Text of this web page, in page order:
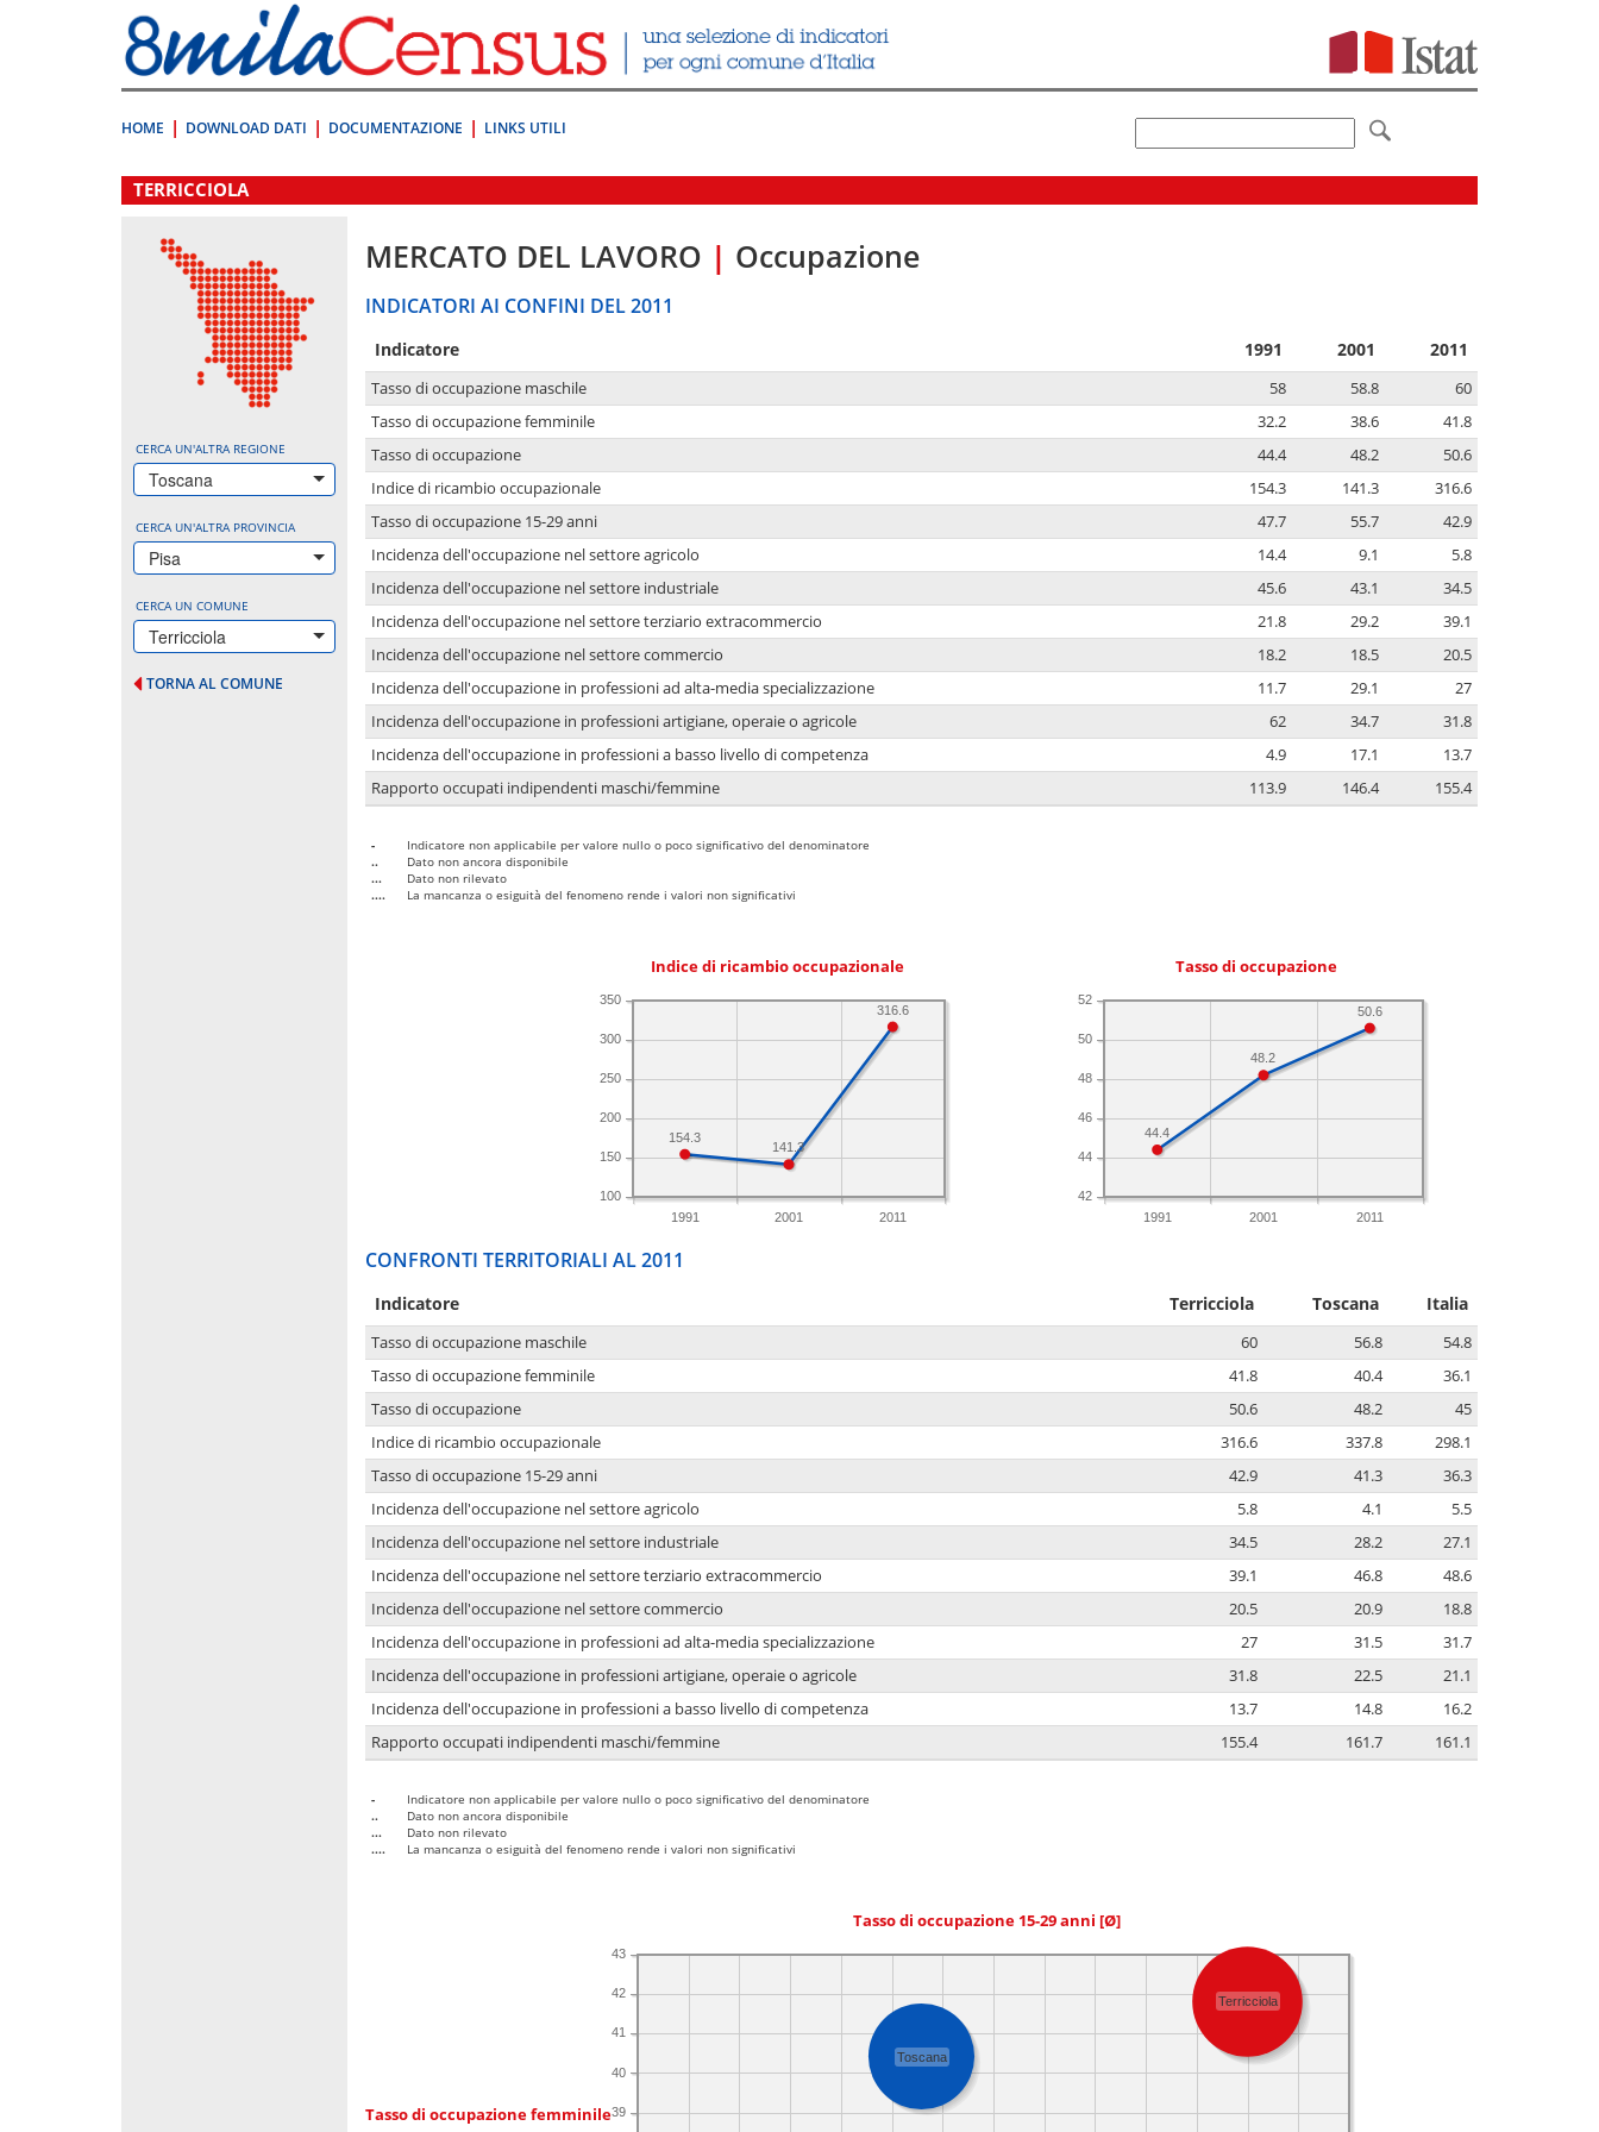
direttamente
a:
Contenuto
HOME DOWNLOAD DATI DOCUMENTAZIONE LINKS UTILI
.
TERRICCIOLA
CERCA UN'ALTRA REGIONE
Toscana
CERCA UN'ALTRA PROVINCIA
Pisa
CERCA UN COMUNE
Terricciola
TORNA AL COMUNE
MERCATO DEL LAVORO | Occupazione
INDICATORI AI CONFINI DEL 2011
Indicatore 1991 2001 2011
Tasso di occupazione maschile 58 58.8
60
Tasso di occupazione femminile
32.2 38.6
41.8
Tasso di occupazione
44.4 48.2
50.6
Indice di ricambio occupazionale
154.3 141.3
316.6
Tasso di occupazione 15-29 anni
47.7 55.7
42.9
Incidenza dell'occupazione nel settore agricolo
14.4 9.1
5.8
Incidenza dell'occupazione nel settore industriale
45.6 43.1
34.5
Incidenza dell'occupazione nel settore terziario extracommercio
21.8 29.2
39.1
Incidenza dell'occupazione nel settore commercio
18.2 18.5
20.5
Incidenza dell'occupazione in professioni ad alta-media specializzazione
11.7 29.1
27
Incidenza dell'occupazione in professioni artigiane, operaie o agricole
62 34.7
31.8
Incidenza dell'occupazione in professioni a basso livello di competenza
4.9 17.1
13.7
Rapporto occupati indipendenti maschi/femmine
113.9 146.4 155.4
-
Indicatore non applicabile per valore nullo o poco significativo del denominatore
..
Dato non ancora disponibile
...
Dato non rilevato
....
La mancanza o esiguità del fenomeno rende i valori non significativi
Indice di ricambio occupazionale
1991 2001 2011
100
150
200
250
300
350
316.6
141.3
154.3
Tasso di occupazione
1991 2001 2011
42
44
46
48
50
52
50.6
48.2
44.4
CONFRONTI TERRITORIALI AL 2011
Indicatore Terricciola Toscana Italia
Tasso di occupazione maschile 60 56.8
54.8
Tasso di occupazione femminile
41.8 40.4
36.1
Tasso di occupazione
50.6 48.2
45
Indice di ricambio occupazionale
316.6 337.8
298.1
Tasso di occupazione 15-29 anni
42.9 41.3
36.3
Incidenza dell'occupazione nel settore agricolo
5.8 4.1
5.5
Incidenza dell'occupazione nel settore industriale
34.5 28.2
27.1
Incidenza dell'occupazione nel settore terziario extracommercio
39.1 46.8
48.6
Incidenza dell'occupazione nel settore commercio
20.5 20.9
18.8
Incidenza dell'occupazione in professioni ad alta-media specializzazione
27 31.5
31.7
Incidenza dell'occupazione in professioni artigiane, operaie o agricole
31.8 22.5
21.1
Incidenza dell'occupazione in professioni a basso livello di competenza
13.7 14.8
16.2
Rapporto occupati indipendenti maschi/femmine
155.4 161.7 161.1
-
Indicatore non applicabile per valore nullo o poco significativo del denominatore
..
Dato non ancora disponibile
...
Dato non rilevato
....
La mancanza o esiguità del fenomeno rende i valori non significativi
Tasso di occupazione 15-29 anni [Ø]
Tasso di occupazione femminile39
40
41
42
43
Terricciola
Toscana